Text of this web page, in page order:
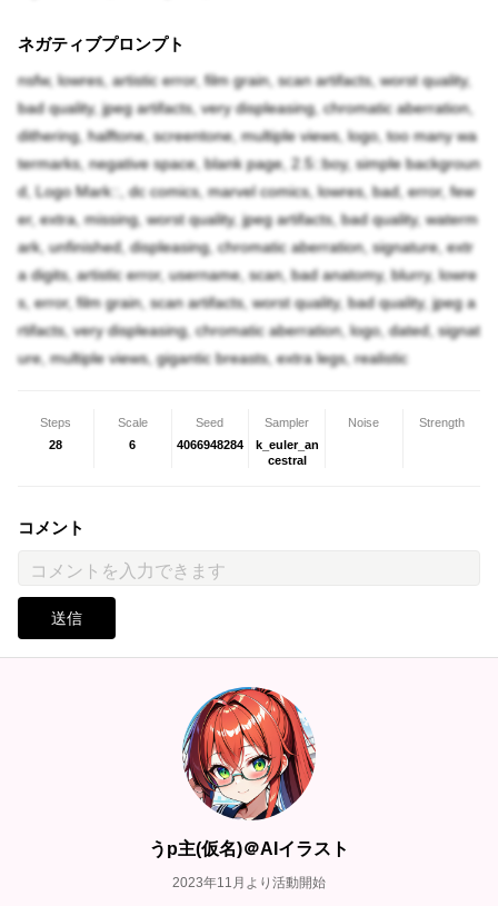
ネガティブプロンプト
nsfw, lowres, artistic error, film grain, scan artifacts, worst quality,
bad quality, jpeg artifacts, very displeasing, chromatic aberration,
dithering, halftone, screentone, multiple views, logo, too many wa
termarks, negative space, blank page, 2.5::boy, simple backgroun
d, Logo Mark::, dc comics, marvel comics, lowres, bad, error, few
er, extra, missing, worst quality, jpeg artifacts, bad quality, waterm
ark, unfinished, displeasing, chromatic aberration, signature, extr
a digits, artistic error, username, scan, bad anatomy, blurry, lowre
s, error, film grain, scan artifacts, worst quality, bad quality, jpeg a
rtifacts, very displeasing, chromatic aberration, logo, dated, signat
ure, multiple views, gigantic breasts, extra legs, realistic
Steps
28
Scale
6
Seed
4066948284
Sampler
k_euler_an
cestral
Noise Strength
コメント
送信
うp主(仮名)＠AIイラスト
2023年11月より活動開始